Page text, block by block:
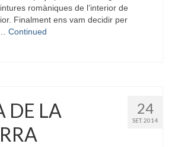
romàniques de l’interior de
Finalment ens vam decidir per
Continued
24
SET. 2014
DE LA